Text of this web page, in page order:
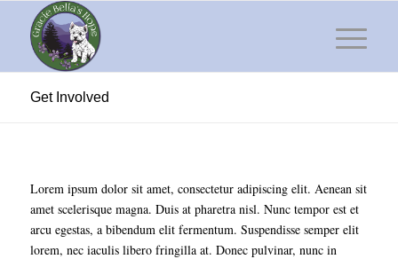
Get Involved
Lorem ipsum dolor sit amet, consectetur adipiscing elit. Aenean sit
amet scelerisque magna. Duis at pharetra nisl. Nunc tempor est et
arcu egestas, a bibendum elit fermentum. Suspendisse semper elit
lorem, nec iaculis libero fringilla at. Donec pulvinar, nunc in